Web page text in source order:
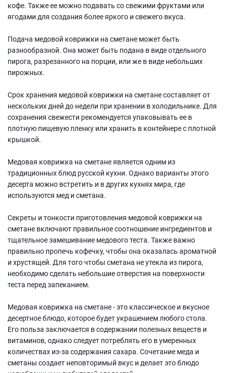
кофе. Также ее можно подавать со свежими фруктами или
ягодами для создания более яркого и свежего вкуса.
Подача медовой коврижки на сметане может быть
разнообразной. Она может быть подана в виде отдельного
пирога, разрезанного на порции, или же в виде небольших
пирожных.
Срок хранения медовой коврижки на сметане составляет от
нескольких дней до недели при хранении в холодильнике. Для
сохранения свежести рекомендуется упаковывать ее в
плотную пищевую пленку или хранить в контейнере с плотной
крышкой.
Медовая коврижка на сметане является одним из
традиционных блюд русской кухни. Однако варианты этого
десерта можно встретить и в других кухнях мира, где
используются мед и сметана.
Секреты и тонкости приготовления медовой коврижки на
сметане включают правильное соотношение ингредиентов и
тщательное замешивание медового теста. Также важно
правильно пропечь кофечку, чтобы она оказалась ароматной
и хрустящей. Для того чтобы сметана не утекла из пирога,
необходимо сделать небольшие отверстия на поверхности
теста перед запеканием.
Медовая коврижка на сметане - это классическое и вкусное
десертное блюдо, которое будет украшением любого стола.
Его польза заключается в содержании полезных веществ и
витаминов, однако следует потреблять его в умеренных
количествах из-за содержания сахара. Сочетание меда и
сметаны создает неповторимый вкус и делает это блюдо